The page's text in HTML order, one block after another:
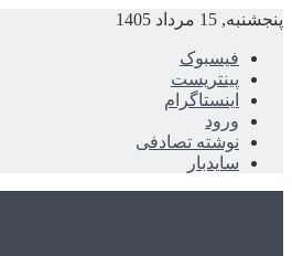
پنجشنبه, 15 مرداد 1405
فیسبوک
پینتریست
اینستاگرام
ورود
نوشته تصادفی
سایدبار